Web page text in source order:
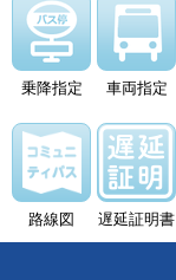
乗降指定 車両指定
路線図 遅延証明書